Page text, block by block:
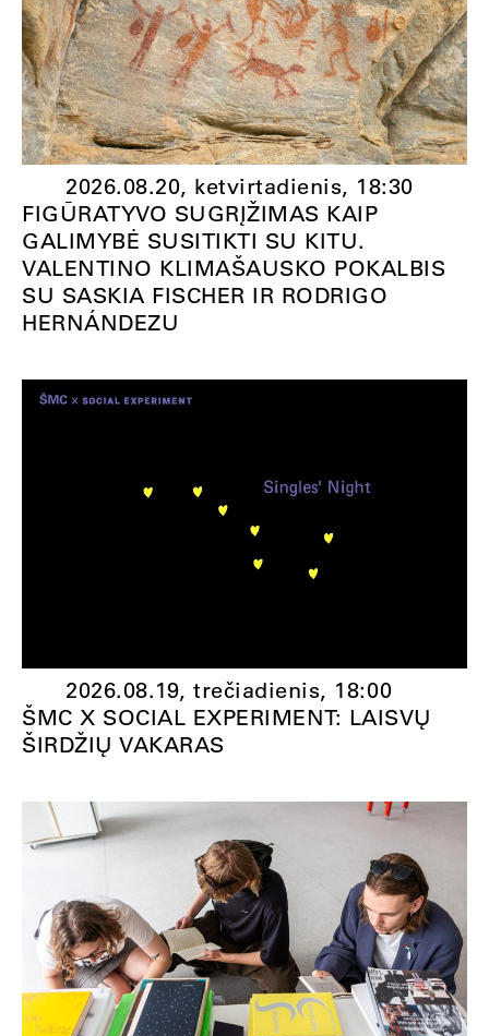
2026.08.20, ketvirtadienis, 18:30
FIGŪRATYVO SUGRĮŽIMAS KAIP
GALIMYBĖ SUSITIKTI SU KITU.
VALENTINO KLIMAŠAUSKO POKALBIS
SU SASKIA FISCHER IR RODRIGO
HERNÁNDEZU
2026.08.19, trečiadienis, 18:00
ŠMC X SOCIAL EXPERIMENT: LAISVŲ
ŠIRDŽIŲ VAKARAS